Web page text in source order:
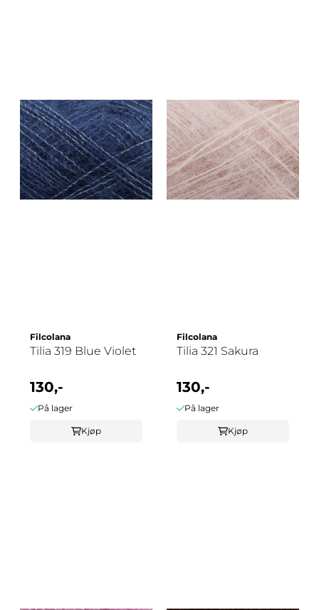
Filcolana
Tilia 319 Blue Violet
130,-
På lager
Kjøp
Filcolana
Tilia 321 Sakura
130,-
På lager
Kjøp